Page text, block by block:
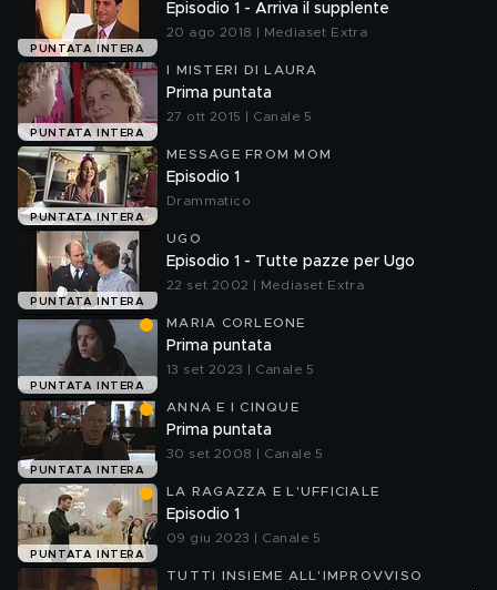
PUNTATA INTERA
Episodio 1 - Arriva il supplente
20 ago 2018 | Mediaset Extra
PUNTATA INTERA
I MISTERI DI LAURA
Prima puntata
27 ott 2015 | Canale 5
PUNTATA INTERA
MESSAGE FROM MOM
Episodio 1
Drammatico
PUNTATA INTERA
UGO
Episodio 1 - Tutte pazze per Ugo
22 set 2002 | Mediaset Extra
PUNTATA INTERA
MARIA CORLEONE
Prima puntata
13 set 2023 | Canale 5
PUNTATA INTERA
ANNA E I CINQUE
Prima puntata
30 set 2008 | Canale 5
PUNTATA INTERA
LA RAGAZZA E L'UFFICIALE
Episodio 1
09 giu 2023 | Canale 5
TUTTI INSIEME ALL'IMPROVVISO